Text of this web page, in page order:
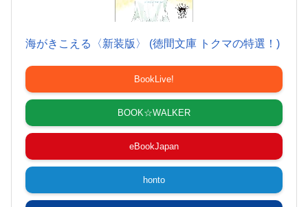
海がきこえる〈新装版〉 (徳間文庫 トクマの特選！)
BookLive!
BOOK☆WALKER
eBookJapan
honto